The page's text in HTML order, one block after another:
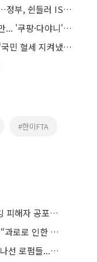
'주주간 분쟁' 국가책임 전가 안 통했다…정부, 쉰들러 ISDS 완승 배경은
정부, 론스타·엘리엇·쉰들러 3연승이지만... '쿠팡·다야니' ISDS 리스크 여전
李대통령, ‘쉰들러 ISDS 정부 승소’에 “국민 혈세 지켜냈다”
#한미FTA
“살기 위해 도망치는 거야” VR로 스토킹 피해자 공포 마주한 수형자들
승진 다음날 사망한 이천시 공무원...法 “과로로 인한 순직”
검찰 수사권 폐지에 ‘전직 경찰 모시기’ 나선 로펌들...“경찰수사 대응 강화”